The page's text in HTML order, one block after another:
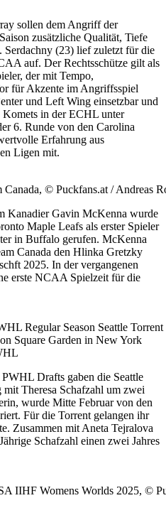
sollen dem Angriff der
zusätzliche Qualität, Tiefe
(23) lief zuletzt für die
auf. Der Rechtsschütze gilt als
der mit Tempo,
für Akzente im Angriffsspiel
und Left Wing einsetzbar und
Komets in der ECHL unter
6. Runde von den Carolina
Erfahrung aus
Ligen mit.
© Puckfans.at / Andreas
Kanadier Gavin McKenna wurde
Maple Leafs als erster Spieler
in Buffalo gerufen. McKenna
Canada den Hlinka Gretzky
2025. In der vergangenen
erste NCAA Spielzeit für die
Regular Season Seattle Torrent
Square Garden in New York
PWHL Drafts gaben die Seattle
Theresa Schafzahl um zwei
wurde Mitte Februar von den
Für die Torrent gelangen ihr
Zusammen mit Aneta Tejralova
Schafzahl einen zwei Jahres
IIHF Womens Worlds 2025, ©